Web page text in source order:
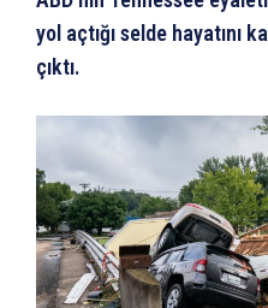
yol açtığı selde hayatını
çıktı.